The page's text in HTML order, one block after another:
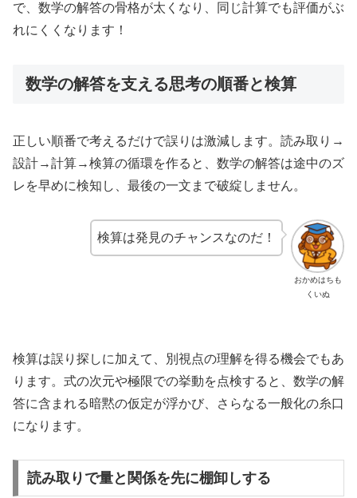
で、数学の解答の骨格が太くなり、同じ計算でも評価がぶ
れにくくなります！
数学の解答を支える思考の順番と検算
正しい順番で考えるだけで誤りは激減します。読み取り→
設計→計算→検算の循環を作ると、数学の解答は途中のズ
レを早めに検知し、最後の一文まで破綻しません。
おかめはちも
くいぬ
検算は発見のチャンスなのだ！
検算は誤り探しに加えて、別視点の理解を得る機会でもあ
ります。式の次元や極限での挙動を点検すると、数学の解
答に含まれる暗黙の仮定が浮かび、さらなる一般化の糸口
になります。
読み取りで量と関係を先に棚卸しする